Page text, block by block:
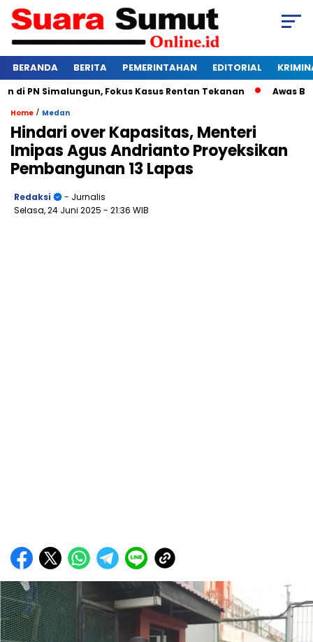
BERANDA BERITA PEMERINTAHAN EDITORIAL
Simalungun, Fokus Kasus Rentan Tekanan Awas
Home / Medan
Hindari over Kapasitas, Menteri
Imipas Agus Andrianto Proyeksikan
Pembangunan 13 Lapas
Redaksi
- Jurnalis
Selasa, 24 Juni 2025 - 21:36 WIB